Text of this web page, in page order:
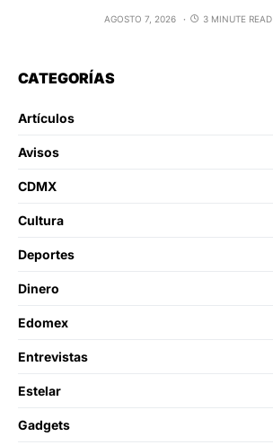
AGOSTO 7, 2026 3 MINUTE READ
CATEGORÍAS
Artículos
Avisos
CDMX
Cultura
Deportes
Dinero
Edomex
Entrevistas
Estelar
Gadgets